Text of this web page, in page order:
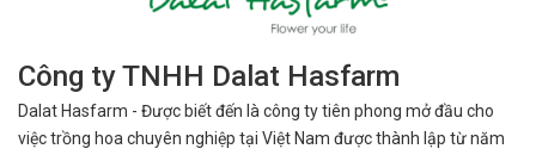
Công ty TNHH Dalat Hasfarm
Dalat Hasfarm - Được biết đến là công ty tiên phong mở đầu cho
việctrồng hoa chuyên nghiệp tại Việt Nam được thành lập từ năm